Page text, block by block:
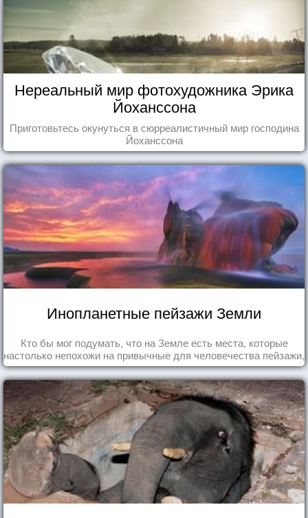
Нереальный мир фотохудожника Эрика
Йоханссона
Приготовьтесь окунуться в сюрреалистичный мир господина
Йоханссона
Инопланетные пейзажи Земли
Кто бы мог подумать, что на Земле есть места, которые
настолько непохожи на привычные для человечества пейзажи,
что кажутся и вовсе инопланетными!